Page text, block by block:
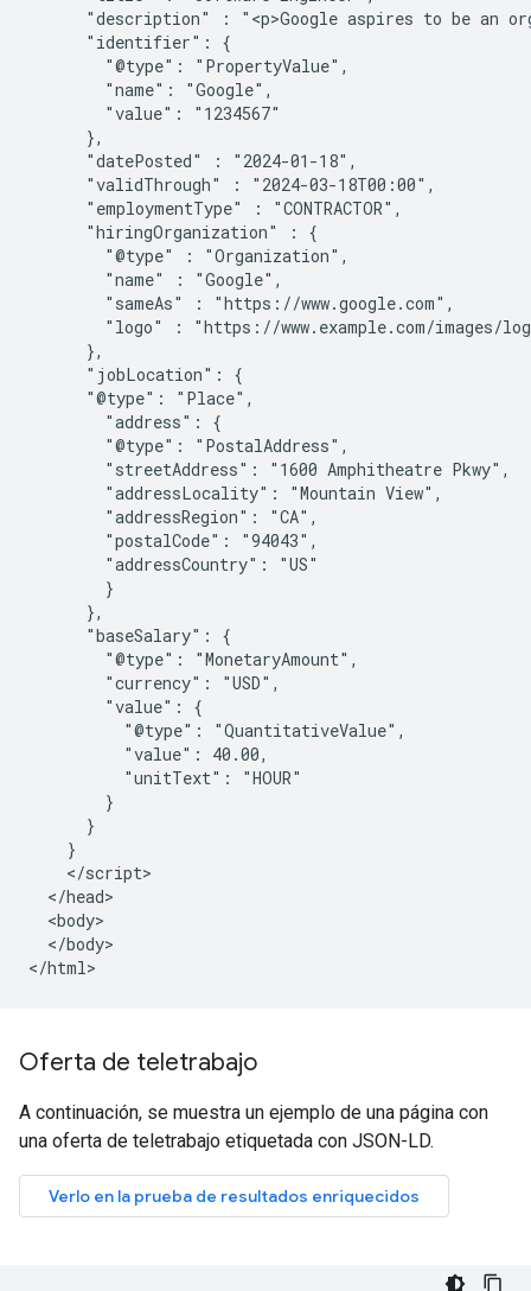
"description" : "<p>Google aspires to be an
      "identifier": {
        "@type": "PropertyValue",
        "name": "Google",
        "value": "1234567"
      },
      "datePosted" : "2024-01-18",
      "validThrough" : "2024-03-18T00:00",
      "employmentType" : "CONTRACTOR",
      "hiringOrganization" : {
        "@type" : "Organization",
        "name" : "Google",
        "sameAs" : "https://www.google.com",
"logo" : "https://www.example.com/images/
      },
      "jobLocation": {
      "@type": "Place",
        "address": {
        "@type": "PostalAddress",
        "streetAddress": "1600 Amphitheatre Pkwy",
        "addressLocality": "Mountain View",
        "addressRegion": "CA",
        "postalCode": "94043",
        "addressCountry": "US"
        }
      },
      "baseSalary": {
        "@type": "MonetaryAmount",
        "currency": "USD",
        "value": {
          "@type": "QuantitativeValue",
          "value": 40.00,
          "unitText": "HOUR"
        }
      }
    }
    </script>
  </head>
  <body>
  </body>
</html>
Oferta de teletrabajo
A continuación, se muestra un ejemplo de una página con
una oferta de teletrabajo etiquetada con JSON-LD.